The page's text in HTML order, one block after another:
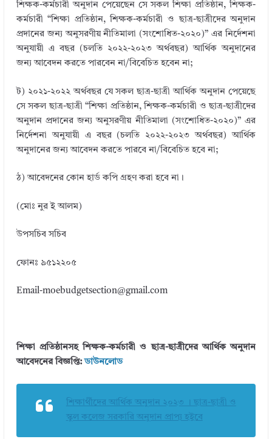
শিক্ষক-কর্মচারী অনুদান পেয়েছেন সে সকল শিক্ষা প্রতিষ্ঠান, শিক্ষক-
কর্মচারী “শিক্ষা প্রতিষ্ঠান, শিক্ষক-কর্মচারী ও ছাত্র-ছাত্রীদের অনুদান
প্রদানের জন্য অনুসরণীয় নীতিমালা (সংশােধিত-২০২০)” এর নির্দেশনা
অনুযায়ী এ বছর (চলতি ২০২২-২০২৩ অর্থবছর) আর্থিক অনুদানের
জন্য আবেদন করতে পারবেন না/বিবেচিত হবেন না;
ট) ২০২১-২০২২ অর্থবছর যে সকল ছাত্র-ছাত্রী আর্থিক অনুদান পেয়েছে
সে সকল ছাত্র-ছাত্রী “শিক্ষা প্রতিষ্ঠান, শিক্ষক-কর্মচারী ও ছাত্র-ছাত্রীদের
অনুদান প্রদানের জন্য অনুসরণীয় নীতিমালা (সংশােধিত-২০২০)” এর
নির্দেশনা অনুযায়ী এ বছর (চলতি ২০২২-২০২৩ অর্থবছর) আর্থিক
অনুদানের জন্য আবেদন করতে পারবে না/বিবেচিত হবে না;
ঠ) আবেদনের কোন হার্ড কপি গ্রহণ করা হবে না।
(মোঃ নুর ই আলম)
উপসচিব সচিব
ফোনঃ ৯৫১২২০৫
Email-moebudgetsection@gmail.com
শিক্ষা প্রতিষ্ঠানসহ শিক্ষক-কর্মচারী ও ছাত্র-ছাত্রীদের আর্থিক অনুদান
আবেদনের বিজ্ঞপ্তি:ডাউনলোড
শিক্ষার্থীদের আর্থিক অনুদান ২০২৩ । ছাত্র-ছাত্রী ও
স্কুল কলেজ সরকারি অনুদান প্রাপ্য হইবে